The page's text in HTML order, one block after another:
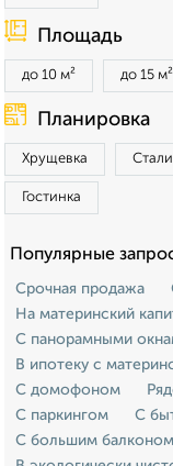
Площадь
до 10 м² до 15 м²
Планировка
Хрущевка
Гостинка
Популярные
Срочная продажа
На материнский
С панорамными
В ипотеку с
С домофоном
С паркингом
С
С большим балконом